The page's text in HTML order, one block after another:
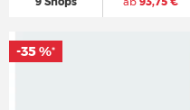
-35 %*
-35 %*